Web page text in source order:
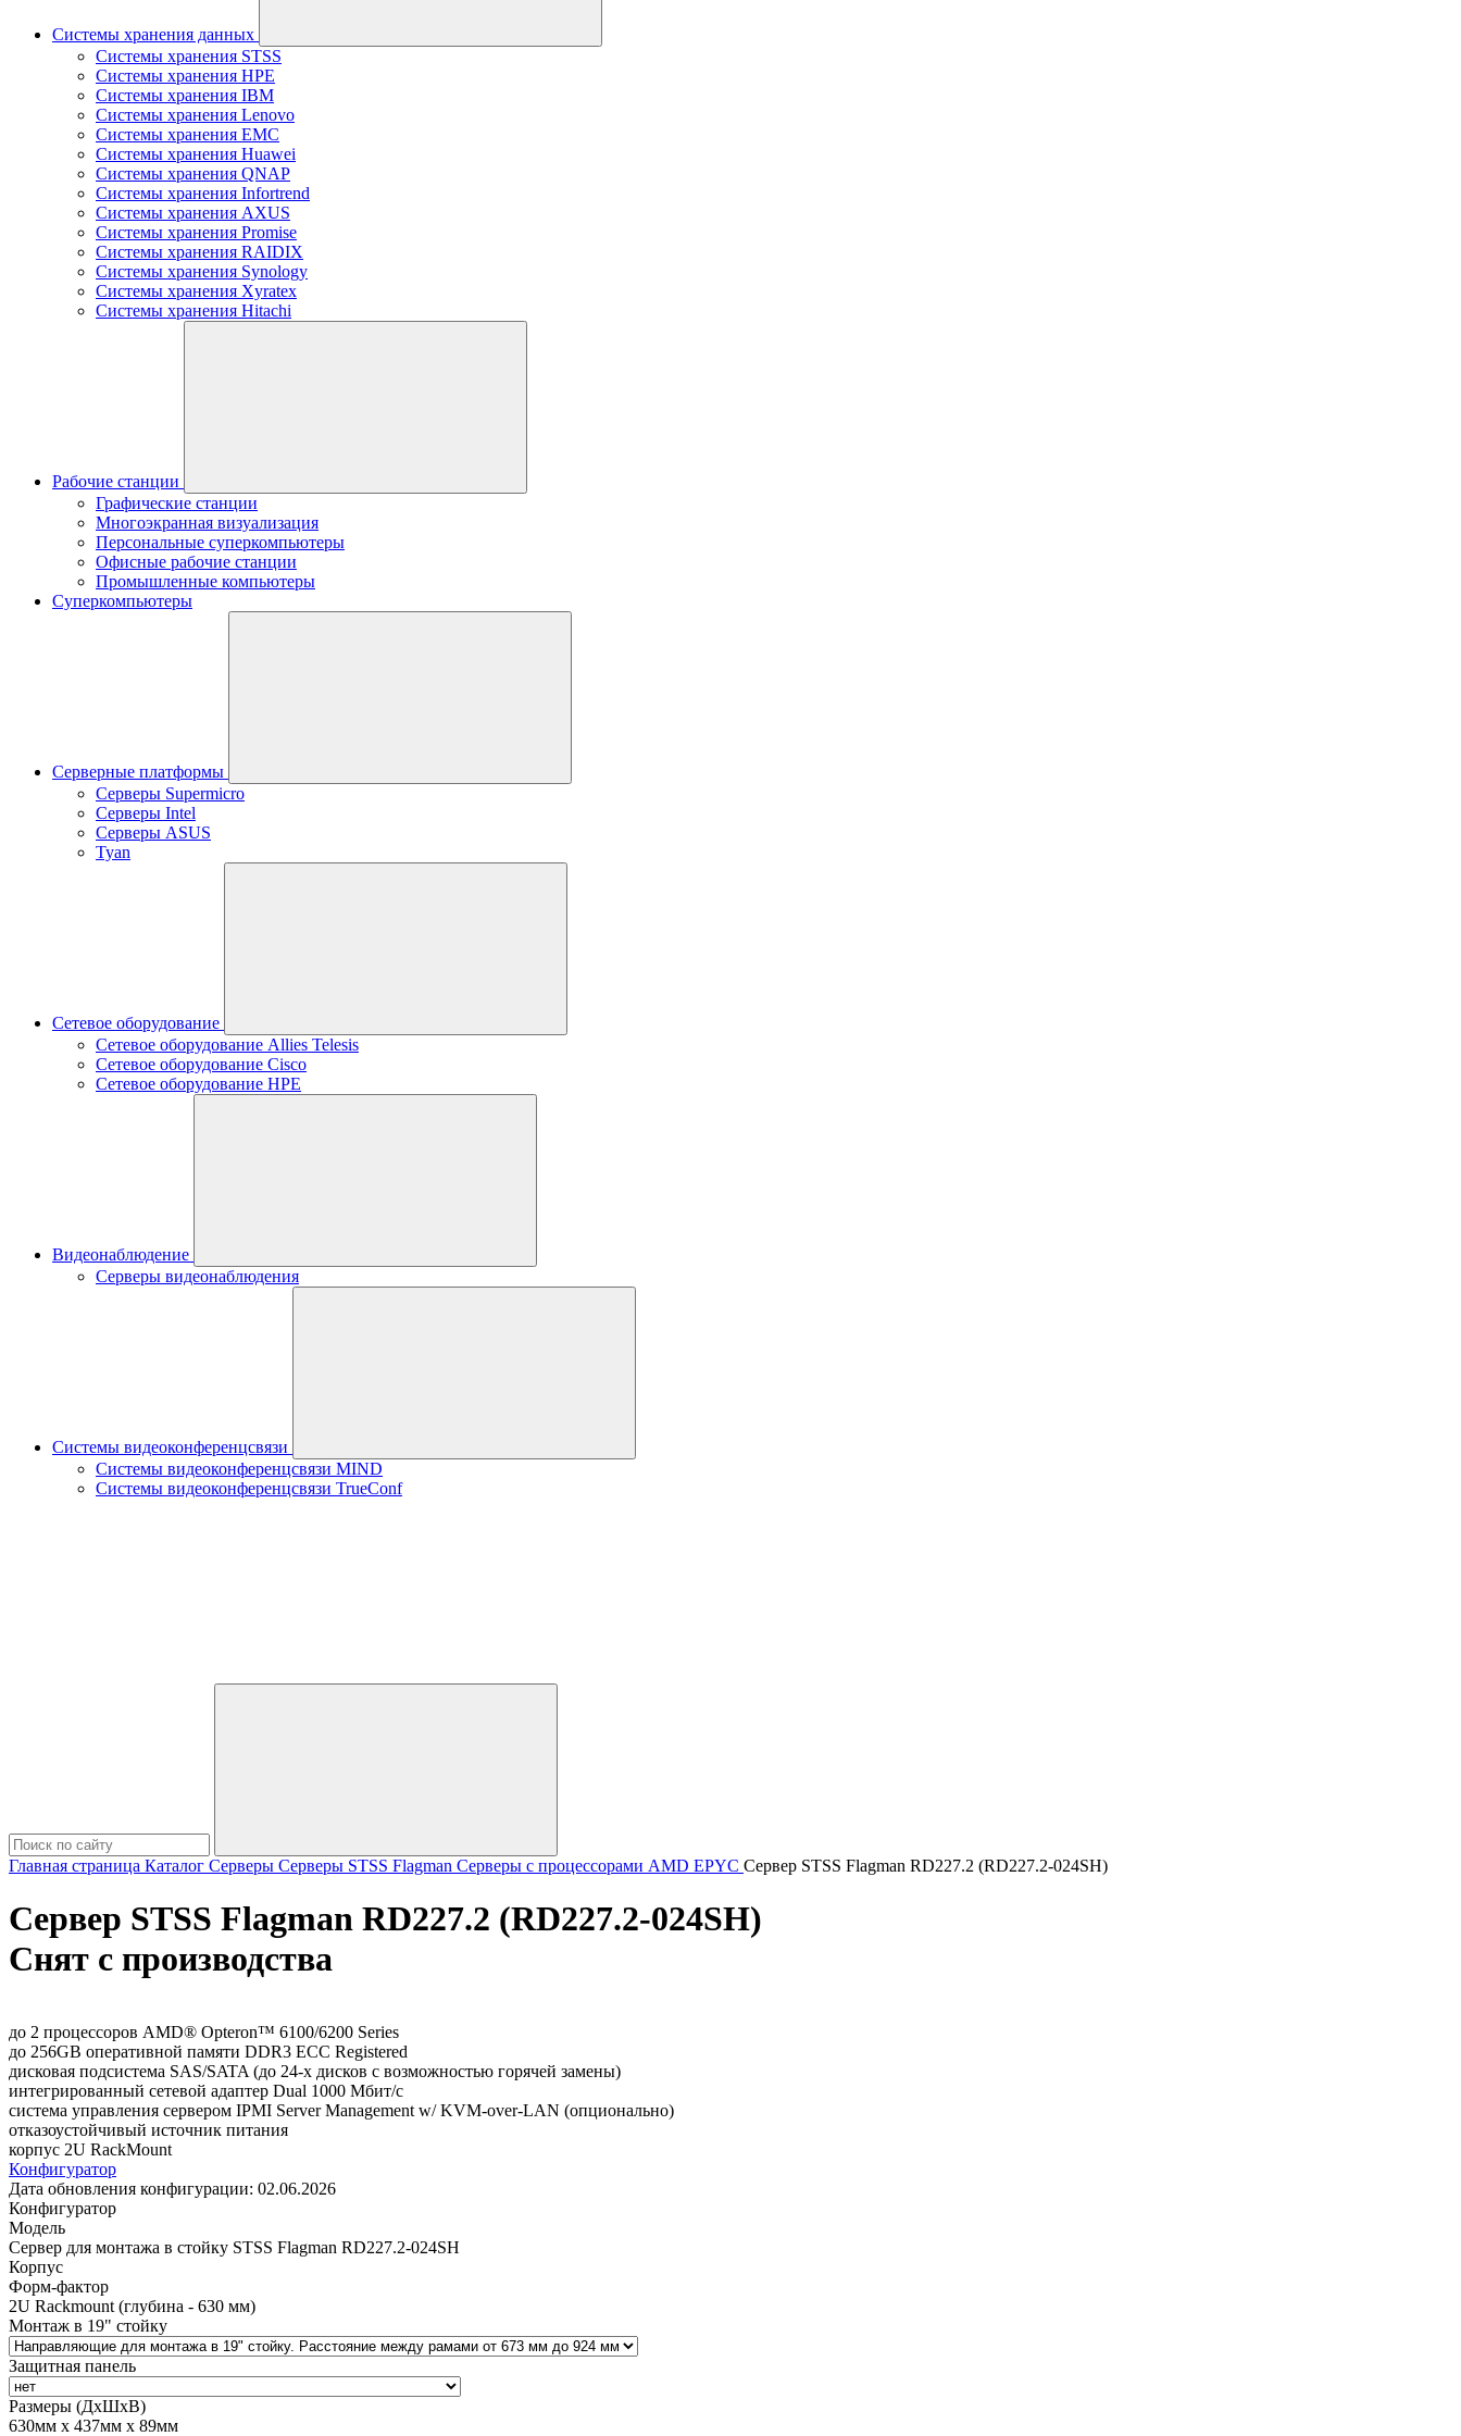
Системы хранения данных
Системы хранения STSS
Системы хранения HPE
Системы хранения IBM
Системы хранения Lenovo
Системы хранения EMC
Системы хранения Huawei
Системы хранения QNAP
Системы хранения Infortrend
Системы хранения AXUS
Системы хранения Promise
Системы хранения RAIDIX
Системы хранения Synology
Системы хранения Xyratex
Системы хранения Hitachi
Рабочие станции
Графические станции
Многоэкранная визуализация
Персональные суперкомпьютеры
Офисные рабочие станции
Промышленные компьютеры
Суперкомпьютеры
Серверные платформы
Серверы Supermicro
Серверы Intel
Серверы ASUS
Tyan
Сетевое оборудование
Сетевое оборудование Allies Telesis
Сетевое оборудование Cisco
Сетевое оборудование HPE
Видеонаблюдение
Серверы видеонаблюдения
Системы видеоконференцсвязи
Системы видеоконференцсвязи MIND
Системы видеоконференцсвязи TrueConf
Главная страница Каталог Серверы Серверы STSS Flagman Серверы с процессорами AMD EPYC Сервер STSS Flagman RD227.2 (RD227.2-024SH)
Сервер STSS Flagman RD227.2 (RD227.2-024SH)
Снят с производства
до 2 процессоров AMD® Opteron™ 6100/6200 Series
до 256GB оперативной памяти DDR3 ECC Registered
дисковая подсистема SAS/SATA (до 24-х дисков с возможностью горячей замены)
интегрированный сетевой адаптер Dual 1000 Мбит/с
система управления сервером IPMI Server Management w/ KVM-over-LAN (опционально)
отказоустойчивый источник питания
корпус 2U RackMount
Конфигуратор
Дата обновления конфигурации: 02.06.2026
Конфигуратор
Модель
Сервер для монтажа в стойку STSS Flagman RD227.2-024SH
Корпус
Форм-фактор
2U Rackmount (глубина - 630 мм)
Монтаж в 19" стойку
Защитная панель
Размеры (ДхШхВ)
630мм х 437мм х 89мм